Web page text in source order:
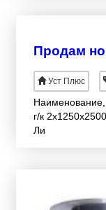
Уст Плюс
г/к
Ли